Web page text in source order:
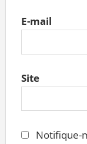
E-mail
Site
Notifique-